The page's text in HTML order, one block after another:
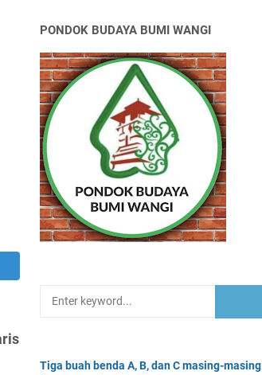
PONDOK BUDAYA BUMI WANGI
Tiga buah benda A, B, dan C masing-masing